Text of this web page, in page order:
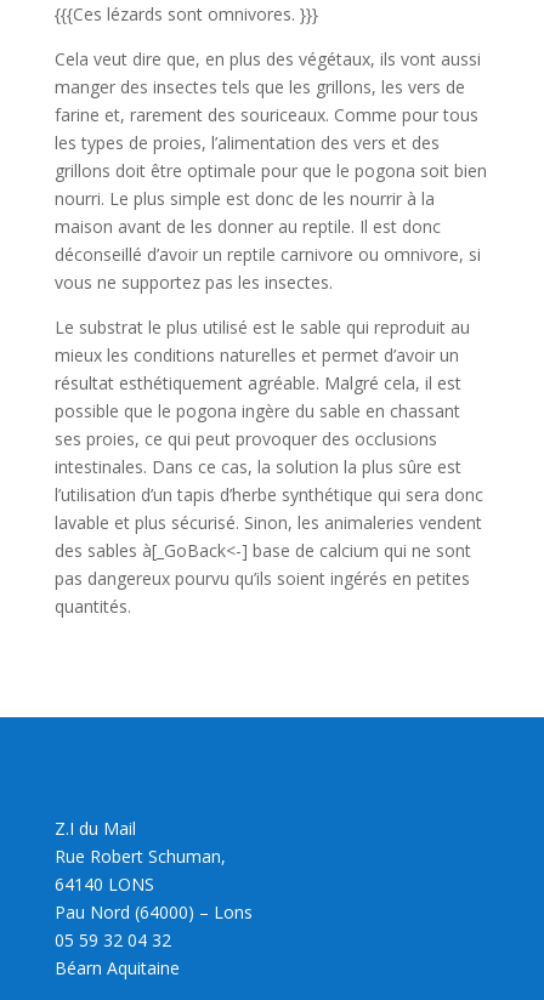
{{{Ces lézards sont omnivores. }}}
Cela veut dire que, en plus des végétaux, ils vont aussi
manger des insectes tels que les grillons, les vers de
farine et, rarement des souriceaux. Comme pour tous
les types de proies, l’alimentation des vers et des
grillons doit être optimale pour que le pogona soit bien
nourri. Le plus simple est donc de les nourrir à la
maison avant de les donner au reptile. Il est donc
déconseillé d’avoir un reptile carnivore ou omnivore, si
vous ne supportez pas les insectes.
Le substrat le plus utilisé est le sable qui reproduit au
mieux les conditions naturelles et permet d’avoir un
résultat esthétiquement agréable. Malgré cela, il est
possible que le pogona ingère du sable en chassant
ses proies, ce qui peut provoquer des occlusions
intestinales. Dans ce cas, la solution la plus sûre est
l’utilisation d’un tapis d’herbe synthétique qui sera donc
lavable et plus sécurisé. Sinon, les animaleries vendent
des sables à[_GoBack<-] base de calcium qui ne sont
pas dangereux pourvu qu’ils soient ingérés en petites
quantités.
Z.I du Mail
Rue Robert Schuman,
64140 LONS
Pau Nord (64000) – Lons
05 59 32 04 32
Béarn Aquitaine